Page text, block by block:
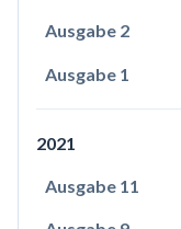
Ausgabe 2
Ausgabe 1
2021
Ausgabe 11